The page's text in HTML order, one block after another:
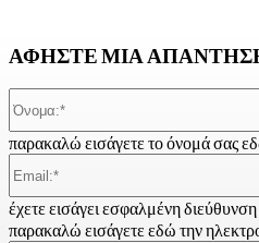
ΑΦΗΣΤΕ ΜΙΑ
παρακαλώ εισάγετε το όνομά σας
έχετε εισάγει εσφαλμένη
παρακαλώ εισάγετε εδώ την